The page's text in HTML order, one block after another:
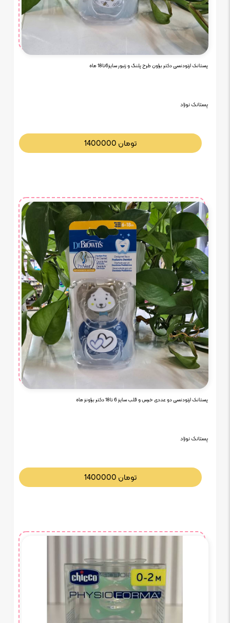
پستانک ارتودنسی دکتر براون طرح پلنگ و زنبور سایز6تا18 ماه
پستانک نوزاد
1400000 تومان
پستانک ارتودنسی دو عددی خرس و قلب سایز 6 تا18 دکتر براونز ماه
پستانک نوزاد
1400000 تومان